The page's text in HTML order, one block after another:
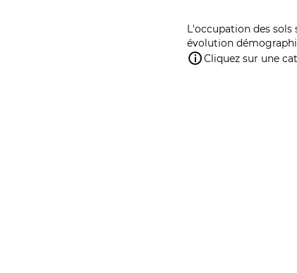
L'occupation des
évolution
Cliquez sur une